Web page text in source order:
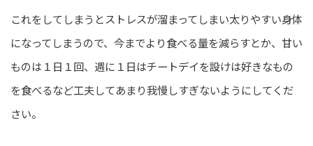
これをしてしまうとストレスが溜まってしまい太りやすい身体
になってしまうので、今までより食べる量を減らすとか、甘い
ものは１日１回、週に１日はチートデイを設けは好きなもの
を食べるなど工夫してあまり我慢しすぎないようにしてくだ
さい。